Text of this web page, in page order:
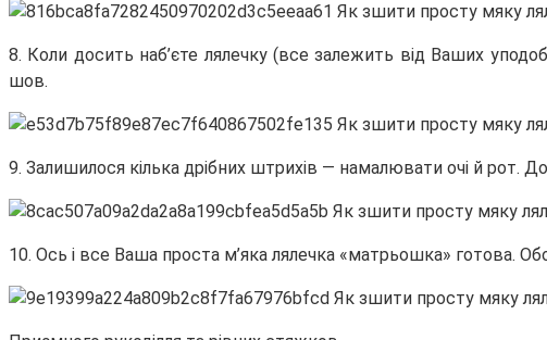
8. Коли досить наб’єте лялечку (все залежить від Ваших
шов.
9. Залишилося кілька дрібних штрихів — намалювати очі й рот.
10. Ось і все Ваша проста м’яка лялечка «матрьошка» готова.